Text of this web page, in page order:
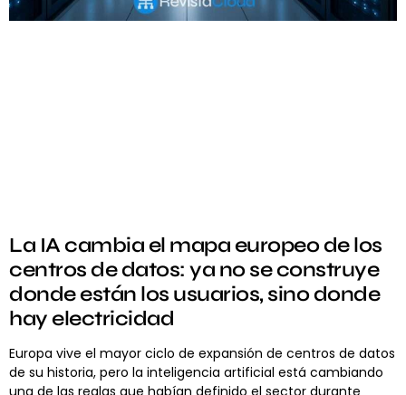
La IA cambia el mapa europeo de los
centros de datos: ya no se construye
donde están los usuarios, sino donde
hay electricidad
Europa vive el mayor ciclo de expansión de centros de datos
de su historia, pero la inteligencia artificial está cambiando
una de las reglas que habían definido el sector durante